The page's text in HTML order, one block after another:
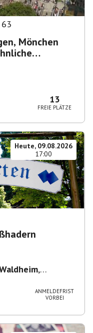
63
Mönchen
13
FREIE PLÄTZE
Heute, 09.08.2026
17:00
,
ANMELDEFRIST
VORBEI